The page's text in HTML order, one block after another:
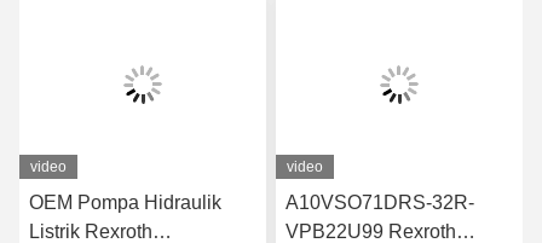
video
OEM Pompa Hidraulik
Listrik Rexroth
video
A10VSO71DRS-32R-
VPB22U99 Rexroth